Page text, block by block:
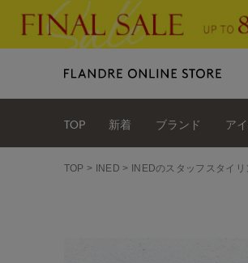
TOP 新着 ブランド ア
TOP INED INEDのスタッフスタイ